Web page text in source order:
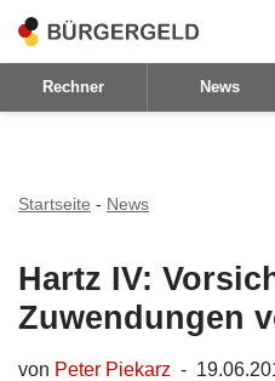
Zum
Inhalt
Rechner News
Startseite - News
Hartz IV:
Zuwendungen
von Peter Piekarz